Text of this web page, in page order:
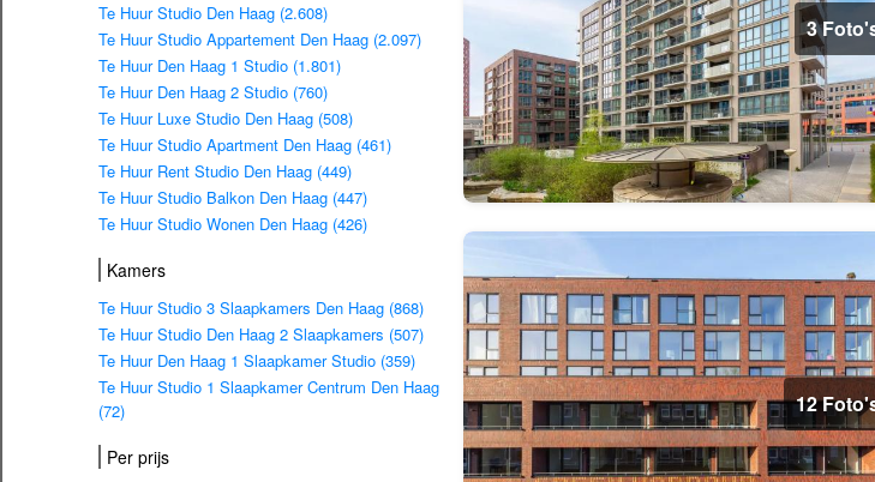
Te Huur Studio Den Haag (2.608)
Te Huur Studio Appartement Den Haag (2.097)
Te Huur Den Haag 1 Studio (1.801)
Te Huur Den Haag 2 Studio (760)
Te Huur Luxe Studio Den Haag (508)
Te Huur Studio Apartment Den Haag (461)
Te Huur Rent Studio Den Haag (449)
Te Huur Studio Balkon Den Haag (447)
Te Huur Studio Wonen Den Haag (426)
Kamers
Te Huur Studio 3 Slaapkamers Den Haag (868)
Te Huur Studio Den Haag 2 Slaapkamers (507)
Te Huur Den Haag 1 Slaapkamer Studio (359)
Te Huur Studio 1 Slaapkamer Centrum Den Haag
(72)
Per prijs
3
12